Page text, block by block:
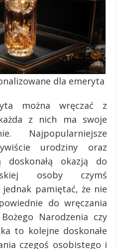
dla emeryta
można wręczać z
z nich ma swoje
Najpopularniejsze
urodziny oraz
okazją do
osoby czymś
pamiętać, że nie
do wręczania
Narodzenia czy
to kolejne doskonałe
czegoś osobistego i